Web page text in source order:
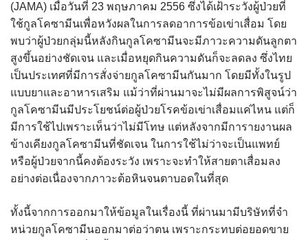
(JAMA) เมื่อวันที่ 23 พฤษภาคม 2556 ซึ่งได้เฝ้าระวังผู้ป่วยที่
ใช้กูลโคซามีนเพื่อหวังผลในการลดอาการข้อเข่าเสื่อม โดย
พบว่าผู้ป่วยกลุ่มนี้หลังกินกูลโคซามีนจะมีภาวะความดันลูกตา
สูงขึ้นอย่างชัดเจน และเมื่อหยุดกินความดันก็จะลดลง ซึ่งไทย
เป็นประเทศที่มีการสั่งจ่ายกูลโคซามีนกันมาก โดยมีทั้งในรูป
แบบยาและอาหารเสริม แม้ว่าที่ผ่านมาจะไม่มีผลการพิสูจน์ว่า
กูลโคซามีนมีประโยชน์ต่อผู้ป่วยโรคข้อเข่าเสื่อมแค่ไหน แต่ก็
มีการใช้ไปเพราะเห็นว่าไม่มีโทษ แต่หลังจากมีการายงานผล
ข้างเคียงกูลโคซามีนที่ชัดเจน ในการใช้ไม่ว่าจะเป็นแพทย์
หรือผู้ป่วยจากนี้คงต้องระวัง เพราะจะทำให้สายตาเสื่อมลง
อย่างต่อเนื่องจากภาวะต้อหินจนตาบอดในที่สุด
ทั้งนี้จากการออกมาให้ข้อมูลในเรื่องนี้ ที่ผ่านมามีบริษัทที่จำ
หน่วยกูลโคซามีนออกมาต่อว่าตน เพราะกระทบต่อยอดขาย